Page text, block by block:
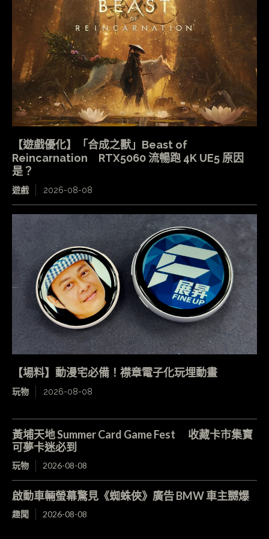
【遊戲優化】「合成之獸」Beast of
Reincarnation RTX5060 流暢跑 4K UE5 原因
是？
遊戲 2026-08-08
【場料】動漫宅必備！襟章電子化玩埋動畫
玩物 2026-08-08
黃埔天地 Summer Card Game Fest 收藏卡市集寶
可夢卡迷必到
玩物 2026-08-08
啟動車輛螢幕驚見《蜘蛛俠》廣告 BMW 車主嬲爆
趣聞 2026-08-08